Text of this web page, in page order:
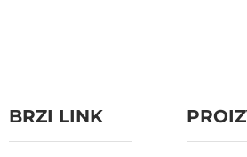
BRZI LINK